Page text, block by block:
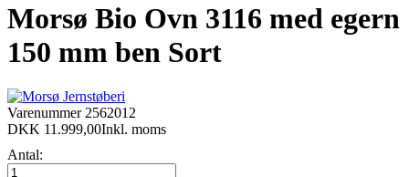
Morsø Bio Ovn 3116 med egern
150 mm ben Sort
Varenummer 2562012
DKK 11.999,00Inkl. moms
Antal: